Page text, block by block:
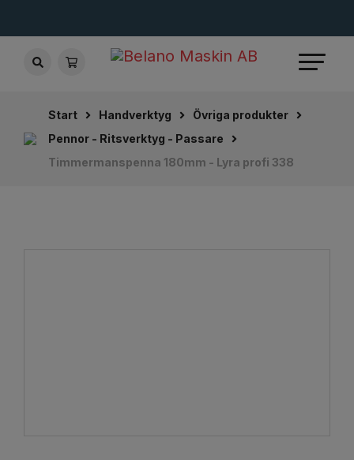
Start Handverktyg
Övriga produkter
Pennor - Ritsverktyg - Passare
Timmermanspenna 180mm - Lyra profi 338